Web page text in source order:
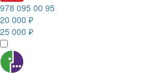
978 095 00 95
20 000 ₽
25 000 ₽